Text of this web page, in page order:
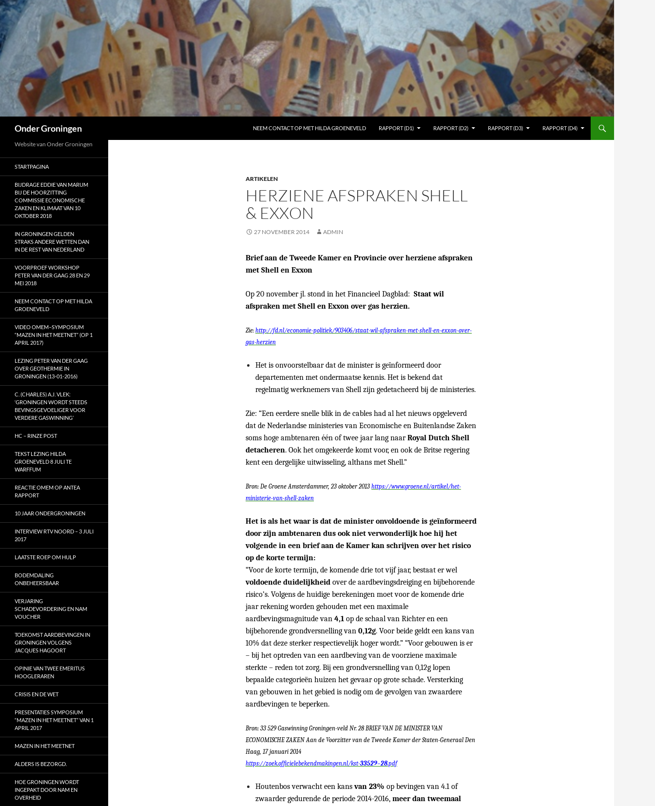
Ga
naar
de
inhoud
Onder Groningen NEEM CONTACT OP MET HILDA GROENEVELD RAPPORT (D1) RAPPORT (D2) RAPPORT (D3) RAPPORT (D4)
ARTIKELEN
HERZIENE AFSPRAKEN SHELL
& EXXON
27 NOVEMBER 2014 ADMIN
Brief aan de Tweede Kamer en Provincie over herziene afspraken
met Shell en Exxon
Op 20 november jl. stond in het Financieel Dagblad: Staat wil
afspraken met Shell en Exxon over gas herzien.
Zie: http://fd.nl/economie-politiek/903406/staat-wil-afspraken-met-shell-en-exxon-over-
gas-herzien
Het is onvoorstelbaar dat de minister is geïnformeerd door
departementen met ondermaatse kennis. Het is bekend dat
regelmatig werknemers van Shell zijn gedetacheerd bij de ministeries.
Zie: “Een eerdere snelle blik in de cables had al het nieuws opgeleverd
dat de Nederlandse ministeries van Economische en Buitenlandse Zaken
soms hoge ambtenaren één of twee jaar lang naarRoyal Dutch Shell
detacheren. Ook het omgekeerde komt voor, en ook de Britse regering
kent een dergelijke uitwisseling, althans met Shell.”
Bron: De Groene Amsterdammer, 23 oktober 2013 https://www.groene.nl/artikel/het-
ministerie-van-shell-zaken
Het is als het waar is dat de minister onvoldoende is geïnformeerd
door zijn ambtenaren dus ook niet verwonderlijk hoe hij het
volgende in een brief aan de Kamer kan schrijven over het risico
op de korte termijn:
“Voor de korte termijn, de komende drie tot vijf jaar, bestaat er wel
voldoende duidelijkheid over de aardbevingsdreiging en bijbehorende
risico’s. Volgens de huidige berekeningen moet voor de komende drie
jaar rekening worden gehouden met een maximale
aardbevingsmagnitude van 4,1 op de schaal van Richter en een
bijbehorende grondversnelling van 0,12g. Voor beide geldt een kans van
10% dat deze sterker respectievelijk hoger wordt.” “Voor gebouwen is er
– bij het optreden van een aardbeving van de voorziene maximale
sterkte – reden tot zorg. Bij een grondversnelling van 0,12g lopen
bepaalde categorieën huizen het gevaar op grote schade. Versterking
van gebouwen in het gebied is nodig om de gevolgen van zwaardere
aardbevingen te beperken.
Bron: 33 529 Gaswinning Groningen-veld Nr. 28 BRIEF VAN DE MINISTER VAN
ECONOMISCHE ZAKEN Aan de Voorzitter van de Tweede Kamer der Staten-Generaal Den
Haag, 17 januari 2014
https://zoek.officielebekendmakingen.nl/kst-33529–28.pdf
Houtenbos verwacht een kansvan 23% op bevingen van 4.1 of
zwaarder gedurende de periode 2014-2016, meer dan tweemaal
Website van Onder Groningen
STARTPAGINA
BIJDRAGE EDDIE VAN MARUM
BIJ DE HOORZITTING
COMMISSIE ECONOMISCHE
ZAKEN EN KLIMAAT VAN 10
OKTOBER 2018
IN GRONINGEN GELDEN
STRAKS ANDERE WETTEN DAN
IN DE REST VAN NEDERLAND
VOORPROEF WORKSHOP
PETER VAN DER GAAG 28 EN 29
MEI 2018
NEEM CONTACT OP MET HILDA
GROENEVELD
VIDEO OMEM–SYMPOSIUM
“MAZEN IN HET MEETNET” (OP 1
APRIL 2017)
LEZING PETER VAN DER GAAG
OVER GEOTHERMIE IN
GRONINGEN (13-01-2016)
C. (CHARLES) A.J. VLEK:
‘GRONINGEN WORDT STEEDS
BEVINGSGEVOELIGER VOOR
VERDERE GASWINNING’
HC – RINZE POST
TEKST LEZING HILDA
GROENEVELD 8 JULI TE
WARFFUM
REACTIE OMEM OP ANTEA
RAPPORT
10 JAAR ONDERGRONINGEN
INTERVIEW RTV NOORD – 3 JULI
2017
LAATSTE ROEP OM HULP
BODEMDALING
ONBEHEERSBAAR
VERJARING
SCHADEVORDERING EN NAM
VOUCHER
TOEKOMST AARDBEVINGEN IN
GRONINGEN VOLGENS
JACQUES HAGOORT
OPINIE VAN TWEE EMERITUS
HOOGLERAREN
CRISIS EN DE WET
PRESENTATIES SYMPOSIUM
“MAZEN IN HET MEETNET” VAN 1
APRIL 2017
MAZEN IN HET MEETNET
ALDERS IS BEZORGD.
HOE GRONINGEN WORDT
INGEPAKT DOOR NAM EN
OVERHEID